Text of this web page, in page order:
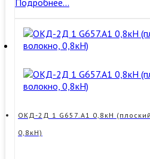
G657.А1
0,8кН
(плоский
волокна,
Подробнее…
ОКД-2Д 1 G657.А1 0,8кН
0,8кН)